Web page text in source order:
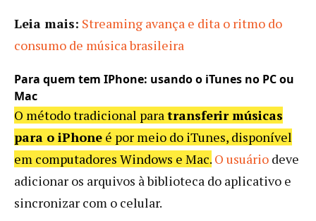
Leia mais: Streaming avança e dita o ritmo do
consumo de música brasileira
Para quem tem IPhone: usando o iTunes no PC ou
Mac
O método tradicional paratransferir músicas
para o iPhone é por meio do iTunes, disponível
em computadores Windows e Mac. O usuário deve
adicionar os arquivos à biblioteca do aplicativo e
sincronizar com o celular.